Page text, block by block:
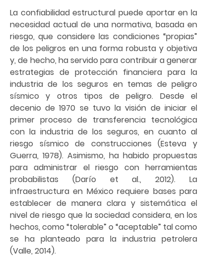
La confiabilidad estructural puede aportar en la
necesidad actual de una normativa, basada en
riesgo, que considere las condiciones “propias”
de los peligros en una forma robusta y objetiva
y, de hecho, ha servido para contribuir a generar
estrategias de protección financiera para la
industria de los seguros en temas de peligro
sísmico y otros tipos de peligro. Desde el
decenio de 1970 se tuvo la visión de iniciar el
primer proceso de transferencia tecnológica
con la industria de los seguros, en cuanto al
riesgo sísmico de construcciones (Esteva y
Guerra, 1978). Asimismo, ha habido propuestas
para administrar el riesgo con herramientas
probabilistas (Darío et al., 2012). La
infraestructura en México requiere bases para
establecer de manera clara y sistemática el
nivel de riesgo que la sociedad considera, en los
hechos, como “tolerable” o “aceptable” tal como
se ha planteado para la industria petrolera
(Valle, 2014).